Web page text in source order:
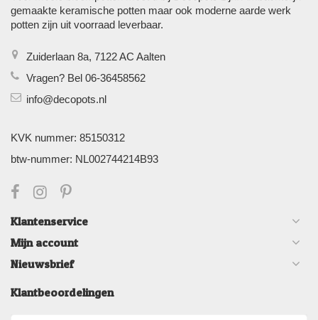
gemaakte keramische potten maar ook moderne aarde werk
potten zijn uit voorraad leverbaar.
Zuiderlaan 8a, 7122 AC Aalten
Vragen? Bel 06-36458562
info@decopots.nl
KVK nummer: 85150312
btw-nummer: NL002744214B93
Klantenservice
Mijn account
Nieuwsbrief
Klantbeoordelingen